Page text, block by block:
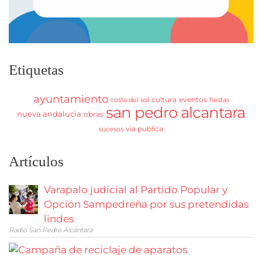
Etiquetas
ayuntamiento costa del sol cultura eventos fiestas
nueva andalucia obras san pedro alcantara
sucesos via publica
Artículos
Varapalo judicial al Partido Popular y
Opción Sampedreña por sus pretendidas
lindes
Radio San Pedro Alcántara